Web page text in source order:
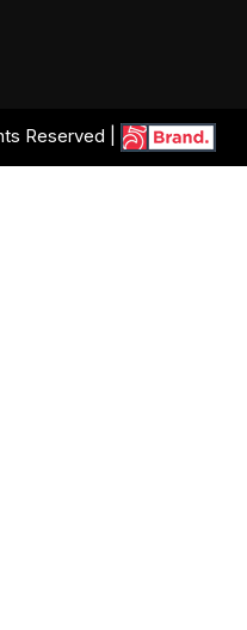
Reserved |